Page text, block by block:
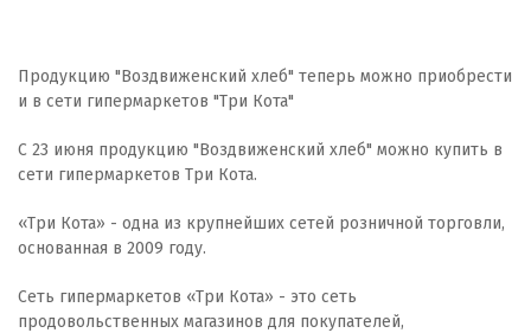
Продукцию "Воздвиженский хлеб" теперь можно приобрести
и в сети гипермаркетов "Три Кота"
С 23 июня продукцию "Воздвиженский хлеб" можно купить в
сети гипермаркетов Три Кота.
«Три Кота» - одна из крупнейших сетей розничной торговли,
основанная в 2009 году.
Сеть гипермаркетов «Три Кота» - это сеть
продовольственных магазинов для покупателей,